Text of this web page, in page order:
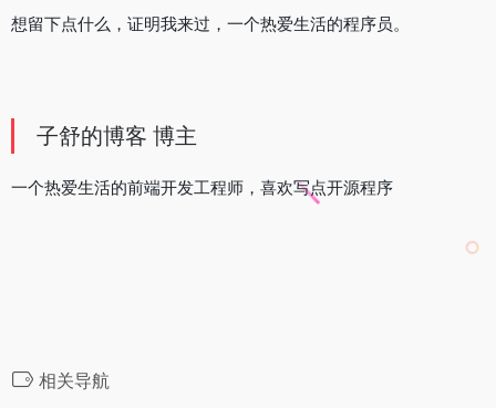
想留下点什么，证明我来过，一个热爱生活的程序员。
子舒的博客 博主
一个热爱生活的前端开发工程师，喜欢写点开源程序
相关导航